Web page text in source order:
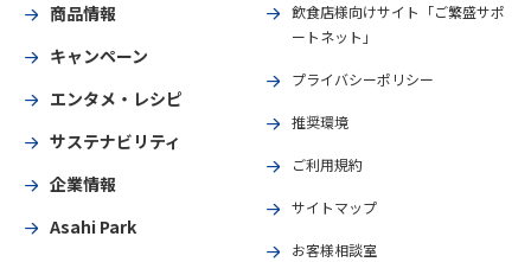
商品情報
キャンペーン
エンタメ・レシピ
サステナビリティ
企業情報
Asahi Park
飲食店様向けサイト「ご繁盛サポ
ートネット」
プライバシーポリシー
推奨環境
ご利用規約
サイトマップ
お客様相談室